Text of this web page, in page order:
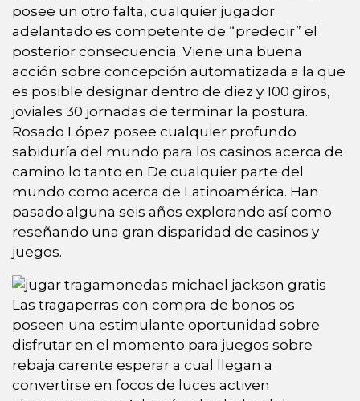
posee un otro falta, cualquier jugador
adelantado es competente de “predecir” el
posterior consecuencia. Viene una buena
acción sobre concepción automatizada a la que
es posible designar dentro de diez y 100 giros,
joviales 30 jornadas de terminar la postura.
Rosado López posee cualquier profundo
sabiduría del mundo para los casinos acerca de
camino lo tanto en De cualquier parte del
mundo como acerca de Latinoamérica. Han
pasado alguna seis años explorando así­ como
reseñando una gran disparidad de casinos y
juegos.
Las tragaperras con compra de bonos os
poseen una estimulante oportunidad sobre
disfrutar en el momento para juegos sobre
rebaja carente esperar a cual llegan a
convertirse en focos de luces activen